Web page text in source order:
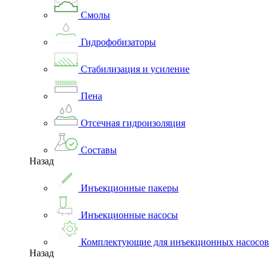
Смолы
Гидрофобизаторы
Стабилизация и усиление
Пена
Отсечная гидроизоляция
Составы
Назад
Инъекционные пакеры
Инъекционные насосы
Комплектующие для инъекционных насосов
Назад